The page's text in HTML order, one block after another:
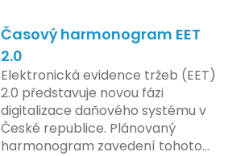
podniky s náročnými účetními
procesy.
Časový harmonogram EET
2.0
Elektronická evidence tržeb (EET)
2.0 představuje novou fázi
digitalizace daňového systému v
České republice. Plánovaný
harmonogram zavedení tohoto